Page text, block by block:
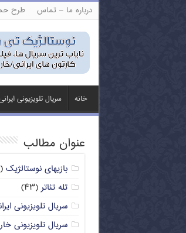
درباره ما – تماس طرح
خانه سریال تلویزیونی
عنوان مطالب
بازیهای نوستالژیک (۱۴)
تله تئاتر(۴۳)
سریال تلویزیونی
سریال تلویزیونی